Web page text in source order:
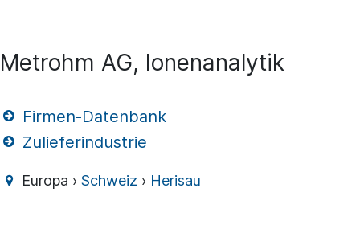
Metrohm AG, Ionenanalytik
Firmen-Datenbank
Zulieferindustrie
Europa ›Schweiz › Herisau